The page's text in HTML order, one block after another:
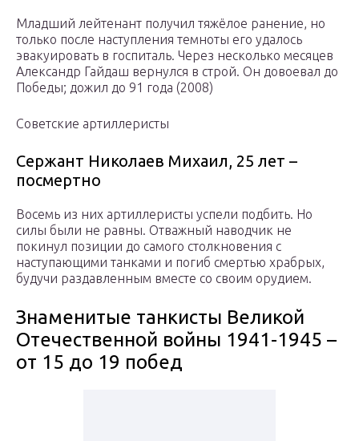
Младший лейтенант получил тяжёлое ранение, но
только после наступления темноты его удалось
эвакуировать в госпиталь. Через несколько месяцев
Александр Гайдаш вернулся в строй. Он довоевал до
Победы; дожил до 91 года (2008)
Советские артиллеристы
Сержант Николаев Михаил, 25 лет –
посмертно
Восемь из них артиллеристы успели подбить. Но
силы были не равны. Отважный наводчик не
покинул позиции до самого столкновения с
наступающими танками и погиб смертью храбрых,
будучи раздавленным вместе со своим орудием.
Знаменитые танкисты Великой
Отечественной войны 1941-1945 –
от 15 до 19 побед